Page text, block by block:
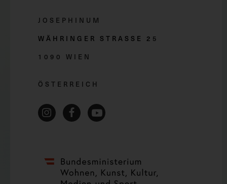
JOSEPHINUM
WÄHRINGER STRASSE 2 5
1090 WIEN
ÖSTERREICH